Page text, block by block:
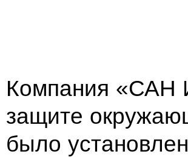
Компания «САН
защите
было